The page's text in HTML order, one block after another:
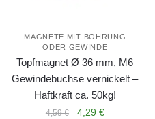
MAGNETE MIT BOHRUNG
ODER GEWINDE
Topfmagnet Ø 36 mm, M6
Gewindebuchse vernickelt –
Haftkraft ca. 50kg!
4,59€
Ursprünglicher
4,29 €Aktueller